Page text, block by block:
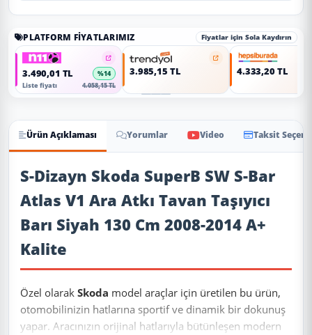
PLATFORM FIYATLARIMIZ Fiyatlar için Sola Kaydırın
3.490,01 TL
%14
Liste fiyatı
4.058,15 TL
3.985,15 TL 4.333,20 TL
Ürün Açıklaması Yorumlar Video Taksit
Ürün Açıklaması
S-Dizayn Skoda SuperB SW S-Bar
Atlas V1 Ara Atkı Tavan Taşıyıcı
Barı Siyah 130 Cm 2008-2014 A+
Kalite
Özel olarak Skoda model araçlar için üretilen bu ürün,
otomobilinizin hatlarına sportif ve dinamik bir dokunuş
yapar. Aracınızın orijinal hatlarıyla bütünleşen modern